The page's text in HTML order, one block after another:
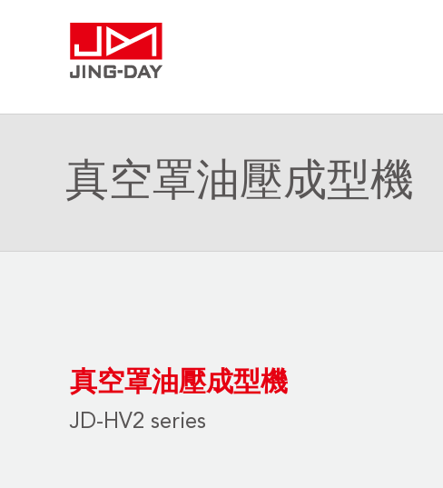
真空罩油壓成型機
真空罩油壓成型機
JD-HV2 series